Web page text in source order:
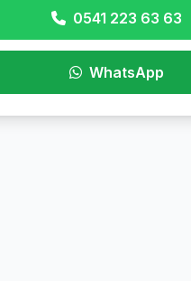
0541 223 63 63
WhatsApp